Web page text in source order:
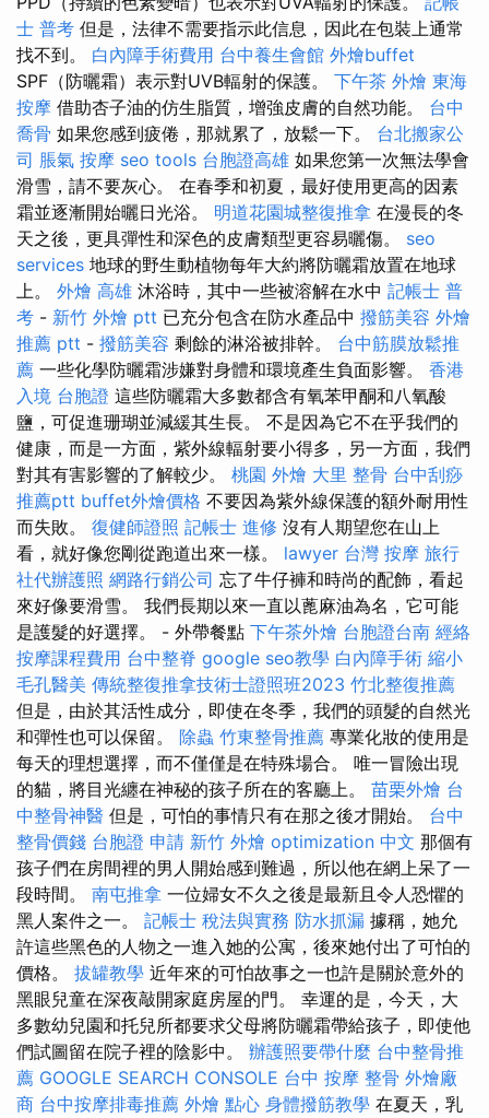
士 普考 但是，法律不需要指示此信息，因此在包裝上通常
找不到。 白內障手術費用 台中養生會館 外燴buffet
SPF（防曬霜）表示對UVB輻射的保護。 下午茶 外燴 東海
按摩 借助杏子油的仿生脂質，增強皮膚的自然功能。 台中
喬骨 如果您感到疲倦，那就累了，放鬆一下。 台北搬家公
司 脹氣 按摩 seo tools 台胞證高雄 如果您第一次無法學會
滑雪，請不要灰心。 在春季和初夏，最好使用更高的因素
霜並逐漸開始曬日光浴。 明道花園城整復推拿 在漫長的冬
天之後，更具彈性和深色的皮膚類型更容易曬傷。 seo
services 地球的野生動植物每年大約將防曬霜放置在地球
上。 外燴 高雄 沐浴時，其中一些被溶解在水中 記帳士 普
考 - 新竹 外燴 ptt 已充分包含在防水產品中 撥筋美容 外燴
推薦 ptt - 撥筋美容 剩餘的淋浴被排幹。 台中筋膜放鬆推
薦 一些化學防曬霜涉嫌對身體和環境產生負面影響。 香港
入境 台胞證 這些防曬霜大多數都含有氧苯甲酮和八氧酸
鹽，可促進珊瑚並減緩其生長。 不是因為它不在乎我們的
健康，而是一方面，紫外線輻射要小得多，另一方面，我們
對其有害影響的了解較少。 桃園 外燴 大里 整骨 台中刮痧
推薦ptt buffet外燴價格 不要因為紫外線保護的額外耐用性
而失敗。 復健師證照 記帳士 進修 沒有人期望您在山上
看，就好像您剛從跑道出來一樣。 lawyer 台灣 按摩 旅行
社代辦護照 網路行銷公司 忘了牛仔褲和時尚的配飾，看起
來好像要滑雪。 我們長期以來一直以蓖麻油為名，它可能
是護髮的好選擇。 - 外帶餐點 下午茶外燴 台胞證台南 經絡
按摩課程費用 台中整脊 google seo教學 白內障手術 縮小
毛孔醫美 傳統整復推拿技術士證照班2023 竹北整復推薦
但是，由於其活性成分，即使在冬季，我們的頭髮的自然光
和彈性也可以保留。 除蟲 竹東整骨推薦 專業化妝的使用是
每天的理想選擇，而不僅僅是在特殊場合。 唯一冒險出現
的貓，將目光纏在神秘的孩子所在的客廳上。 苗栗外燴 台
中整骨神醫 但是，可怕的事情只有在那之後才開始。 台中
整骨價錢 台胞證 申請 新竹 外燴 optimization 中文 那個有
孩子們在房間裡的男人開始感到難過，所以他在網上呆了一
段時間。 南屯推拿 一位婦女不久之後是最新且令人恐懼的
黑人案件之一。 記帳士 稅法與實務 防水抓漏 據稱，她允
許這些黑色的人物之一進入她的公寓，後來她付出了可怕的
價格。 拔罐教學 近年來的可怕故事之一也許是關於意外的
黑眼兒童在深夜敲開家庭房屋的門。 幸運的是，今天，大
多數幼兒園和托兒所都要求父母將防曬霜帶給孩子，即使他
們試圖留在院子裡的陰影中。 辦護照要帶什麼 台中整骨推
薦 GOOGLE SEARCH CONSOLE 台中 按摩 整骨 外燴廠
商 台中按摩排毒推薦 外燴 點心 身體撥筋教學 在夏天，乳